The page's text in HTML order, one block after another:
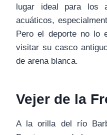
lugar ideal para los
acuáticos,
Pero el deporte no lo
visitar su casco
de arena blanca.
Vejer de la
A la orilla del río